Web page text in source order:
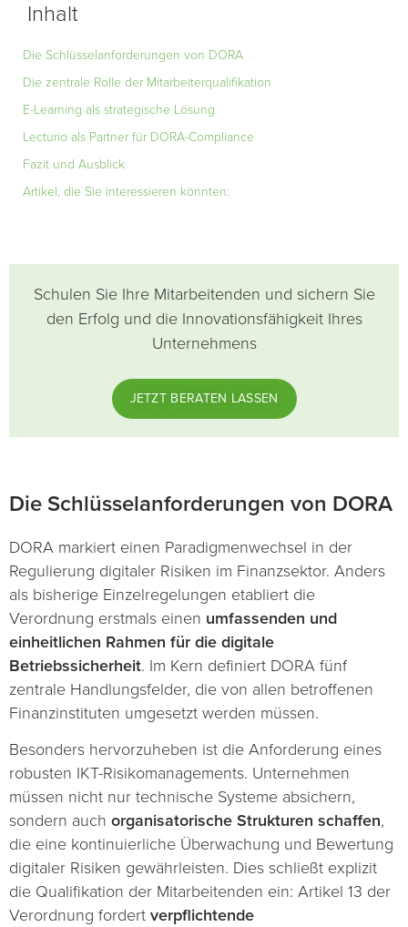
Inhalt
Die Schlüsselanforderungen von DORA
Die zentrale Rolle der Mitarbeiterqualifikation
E-Learning als strategische Lösung
Lecturio als Partner für DORA-Compliance
Fazit und Ausblick
Artikel, die Sie interessieren könnten:
Schulen Sie Ihre Mitarbeitenden und sichern Sie
den Erfolg und die Innovationsfähigkeit Ihres
Unternehmens
JETZT BERATEN LASSEN
Die Schlüsselanforderungen von DORA
DORA markiert einen Paradigmenwechsel in der
Regulierung digitaler Risiken im Finanzsektor. Anders
als bisherige Einzelregelungen etabliert die
Verordnung erstmals einen umfassenden und
einheitlichen Rahmen für die digitale
Betriebssicherheit. Im Kern definiert DORA fünf
zentrale Handlungsfelder, die von allen betroffenen
Finanzinstituten umgesetzt werden müssen.
Besonders hervorzuheben ist die Anforderung eines
robusten IKT-Risikomanagements. Unternehmen
müssen nicht nur technische Systeme absichern,
sondern auch organisatorische Strukturen schaffen,
die eine kontinuierliche Überwachung und Bewertung
digitaler Risiken gewährleisten. Dies schließt explizit
die Qualifikation der Mitarbeitenden ein: Artikel 13 der
Verordnung fordert verpflichtende